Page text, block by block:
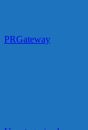
PRGateway